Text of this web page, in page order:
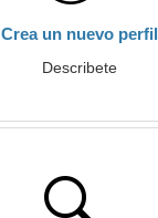
Crea un nuevo perfil
Describete